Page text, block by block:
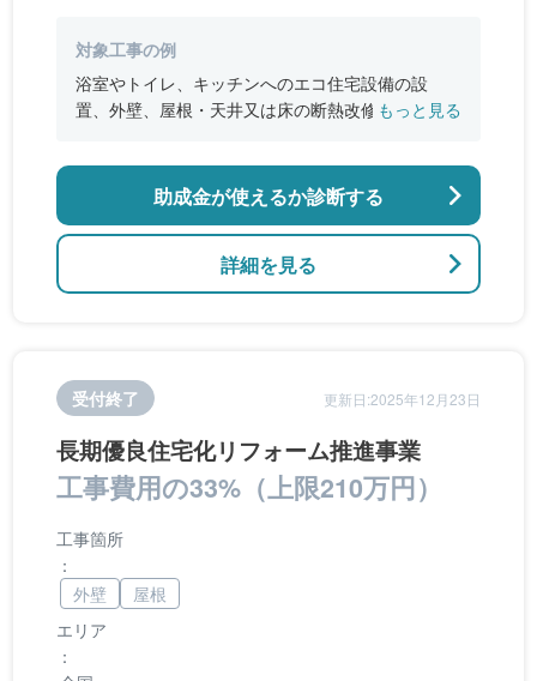
対象工事の例
浴室やトイレ、キッチンへのエコ住宅設備の設
置、外壁、屋根・天井又は床の断熱改修、窓やド
のバリアフリー改修
もっと見る
詳細を見る
助成金が使えるか診断する
受付終了 更新日:2025年12月23日
長期優良住宅化リフォーム推進事業
工事費用の33%（上限210万円）
エリア
：
工事箇所
：
外壁
屋根